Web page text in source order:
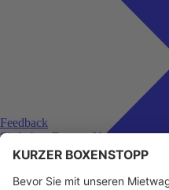
Feedback
Sie haben Fragen, Unklarheiten
zurückliegenden Buchung?